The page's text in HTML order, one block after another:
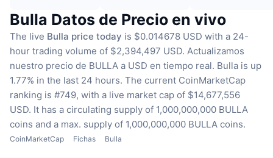
Bulla Datos de Precio en vivo
The live Bulla price today is $0.014678 USD with a 24-
hour trading volume of $2,394,497 USD. Actualizamos
nuestro precio de BULLA a USD en tiempo real. Bulla is up
1.77% in the last 24 hours. The current CoinMarketCap
ranking is #749, with a live market cap of $14,677,556
USD. It has a circulating supply of 1,000,000,000 BULLA
coins and a max. supply of 1,000,000,000 BULLA coins.
CoinMarketCap Fichas Bulla